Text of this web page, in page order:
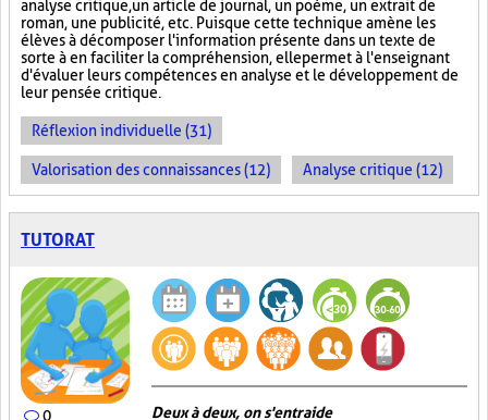
analyse critique, un article de journal, un poème, un extrait de
roman, une publicité, etc. Puisque cette technique amène les
élèves à décomposer l'information présente dans un texte de
sorte à en faciliter la compréhension, elle permet à l'enseignant
d'évaluer leurs compétences en analyse et le développement de
leur pensée critique.
Réflexion individuelle (31)
Valorisation des connaissances (12) Analyse critique (12)
TUTORAT
0 Deux à deux, on s'entraide